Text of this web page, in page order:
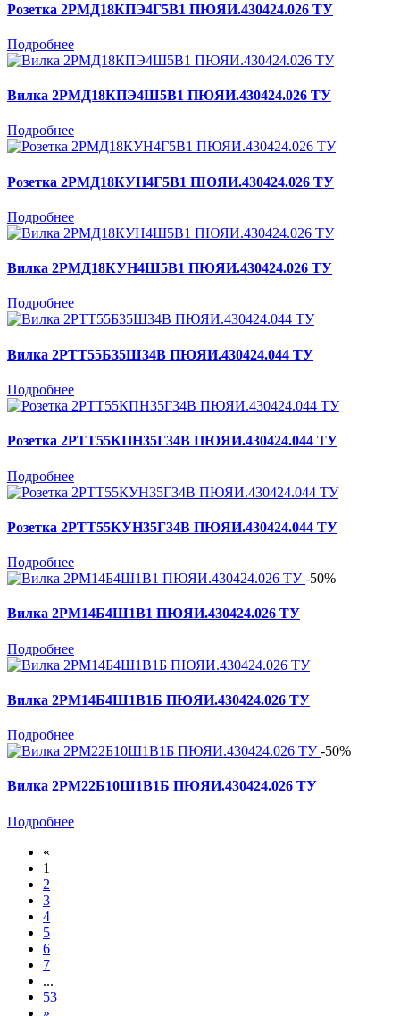
Розетка 2РМД18КПЭ4Г5В1 ПЮЯИ.430424.026 ТУ
Подробнее
Вилка 2РМД18КПЭ4Ш5В1 ПЮЯИ.430424.026 ТУ
Подробнее
Розетка 2РМД18КУН4Г5В1 ПЮЯИ.430424.026 ТУ
Подробнее
Вилка 2РМД18КУН4Ш5В1 ПЮЯИ.430424.026 ТУ
Подробнее
Вилка 2РТТ55Б35Ш34В ПЮЯИ.430424.044 ТУ
Подробнее
Розетка 2РТТ55КПН35Г34В ПЮЯИ.430424.044 ТУ
Подробнее
Розетка 2РТТ55КУН35Г34В ПЮЯИ.430424.044 ТУ
Подробнее
-50%
Вилка 2РМ14Б4Ш1В1 ПЮЯИ.430424.026 ТУ
Подробнее
Вилка 2РМ14Б4Ш1В1Б ПЮЯИ.430424.026 ТУ
Подробнее
-50%
Вилка 2РМ22Б10Ш1В1Б ПЮЯИ.430424.026 ТУ
Подробнее
«
1
2
3
4
5
6
7
...
53
»